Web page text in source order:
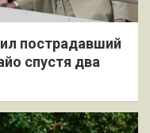
пострадавший
спустя два